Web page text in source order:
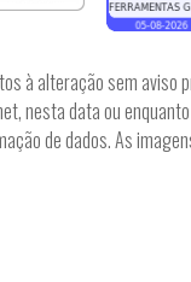
à alteração sem aviso
nesta data ou
de dados. As